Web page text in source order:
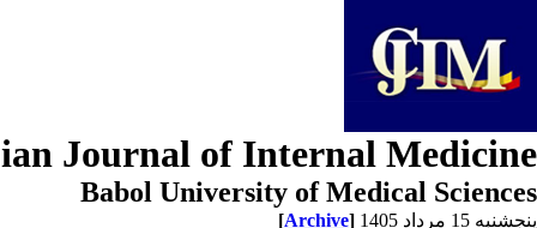
Journal of Internal Medicine
Babol University of Medical Sciences
پنجشنبه 15 مرداد 1405 [Archive]